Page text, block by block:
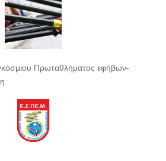
Πρωταθλήματος εφήβων-